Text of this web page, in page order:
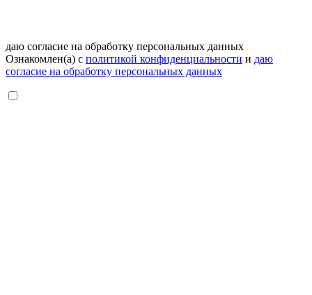
даю согласие на обработку персональных данных
Ознакомлен(а) с политикой конфиденциальности и даю
согласие на обработку персональных данных